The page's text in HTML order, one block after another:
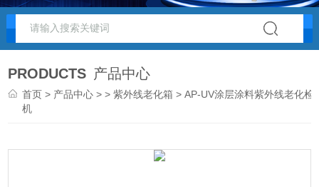
PRODUCTS 产品中心
首页 > 产品中心 > >紫外线老化箱 > AP-UV涂层涂料紫外线老化检
机